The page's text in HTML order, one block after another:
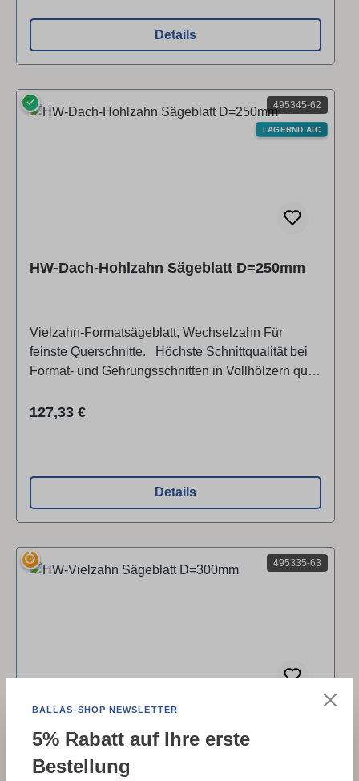
Details
495345-62
✓
LAGERND AIC
HW-Dach-Hohlzahn Sägeblatt D=250mm
Vielzahn-Formatsägeblatt, Wechselzahn Für
feinste Querschnitte. Höchste Schnittqualität bei
Format- und Gehrungsschnitten in Vollhölzern quer
und Furnieren im Bündel. Weiterer Einsatz
fache Standzeit durch Hartmetall-Schneiden.
Regulärer Preis:
127,33 €
Details
495335-63
⏱
BALLAS-SHOP NEWSLETTER
5% Rabatt auf Ihre erste
Bestellung